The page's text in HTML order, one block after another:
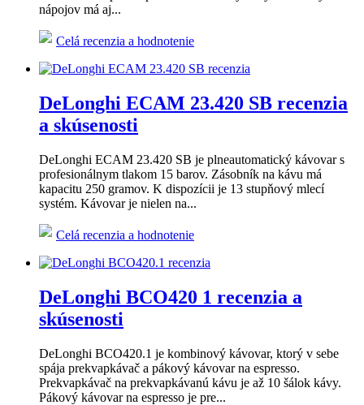
nápojov má aj...
Celá recenzia a hodnotenie
DeLonghi ECAM 23.420 SB recenzia
a skúsenosti
DeLonghi ECAM 23.420 SB je plneautomatický kávovar s
profesionálnym tlakom 15 barov. Zásobník na kávu má
kapacitu 250 gramov. K dispozícii je 13 stupňový mlecí
systém. Kávovar je nielen na...
Celá recenzia a hodnotenie
DeLonghi BCO420 1 recenzia a
skúsenosti
DeLonghi BCO420.1 je kombinový kávovar, ktorý v sebe
spája prekvapkávač a pákový kávovar na espresso.
Prekvapkávač na prekvapkávanú kávu je až 10 šálok kávy.
Pákový kávovar na espresso je pre...